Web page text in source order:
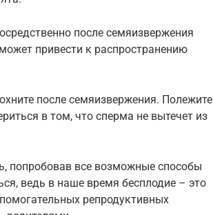
после семяизвержения
привести к распространению
после семяизвержения. Полежите
в том, что сперма не вытечет из
попробовав все возможные способы
ведь в наше время бесплодие – это
репродуктивных